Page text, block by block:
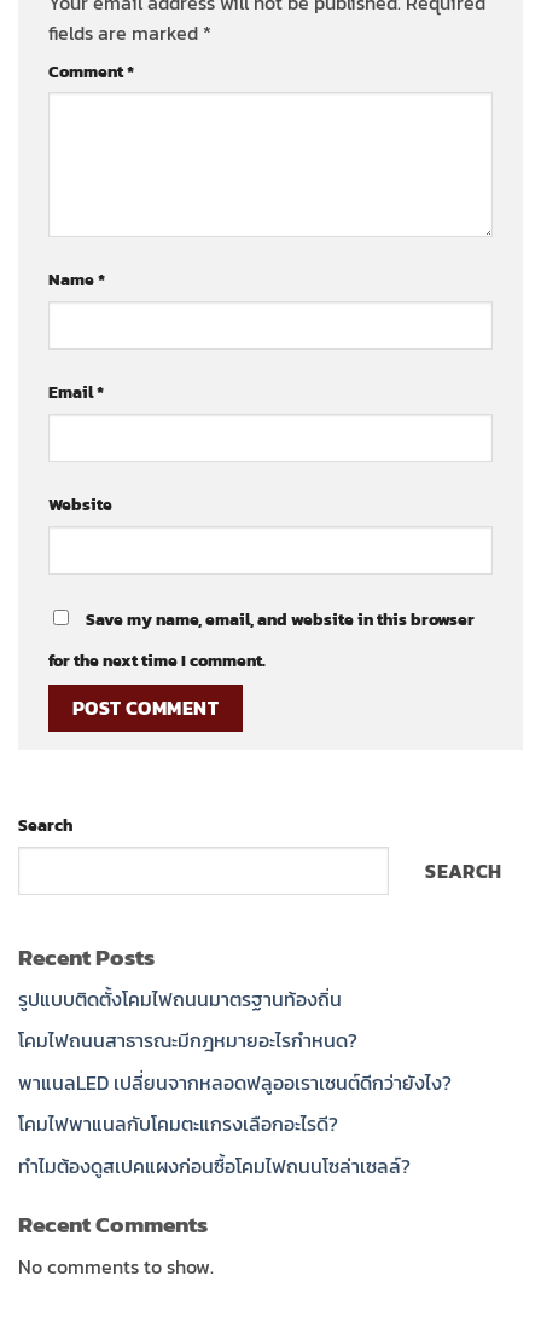
fields are marked *
Comment*
Name*
Email*
Website
Save my name, email, and website in this browser
for the next time I comment.
Search
SEARCH
Recent Posts
รูปแบบติดตั้งโคมไฟถนนมาตรฐานท้องถิ่น
โคมไฟถนนสาธารณะมีกฎหมายอะไรกำหนด?
พาแนลLED เปลี่ยนจากหลอดฟลูออเราเซนต์ดีกว่ายังไง?
โคมไฟพาแนลกับโคมตะแกรงเลือกอะไรดี?
ทำไมต้องดูสเปคแผงก่อนซื้อโคมไฟถนนโซล่าเซลล์?
Recent Comments
No comments to show.